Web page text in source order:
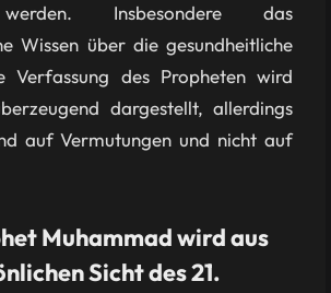
Insbesondere das
Wissen über die gesundheitliche
Verfassung des Propheten wird
dargestellt, allerdings
auf Vermutungen und nicht auf
Muhammad wird aus
Sicht des 21.